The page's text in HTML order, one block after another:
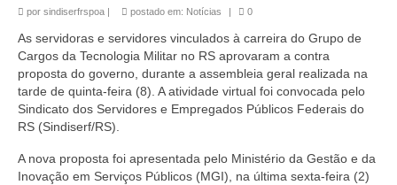
por sindiserfrspoa | postado em: Notícias | 0
As servidoras e servidores vinculados à carreira do Grupo de
Cargos da Tecnologia Militar no RS aprovaram a contra
proposta do governo, durante a assembleia geral realizada na
tarde de quinta-feira (8). A atividade virtual foi convocada pelo
Sindicato dos Servidores e Empregados Públicos Federais do
RS (Sindiserf/RS).
A nova proposta foi apresentada pelo Ministério da Gestão e da
Inovação em Serviços Públicos (MGI), na última sexta-feira (2)